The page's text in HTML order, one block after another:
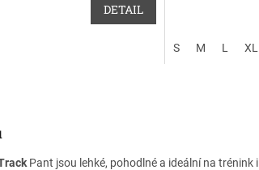
DETAIL
S M L XL
Pant jsou lehké, pohodlné a ideální na trénink i